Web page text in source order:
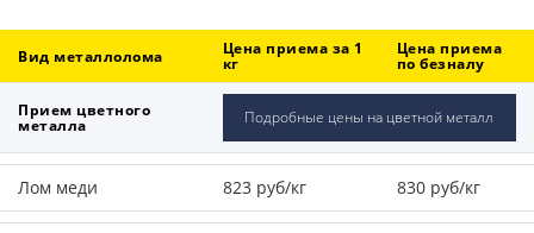
Вид металлолома Цена приема за 1
кг
Цена приема
по безналу
Прием цветного
металла Подробные цены на цветной металл
Лом меди 823 руб/кг 830 руб/кг